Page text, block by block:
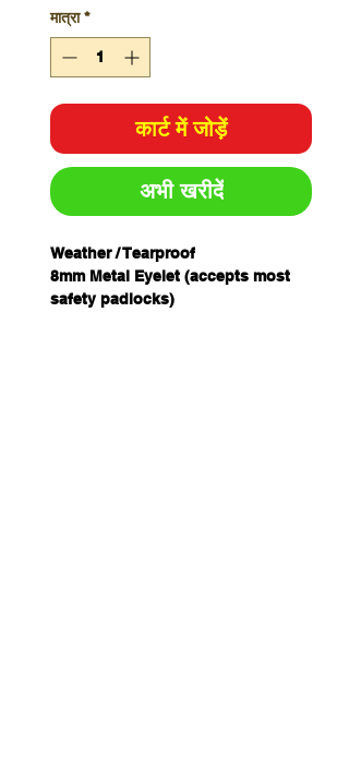
मात्रा *
कार्ट में जोड़ें
अभी खरीदें
Weather / Tearproof
8mm Metal Eyelet (accepts most
safety padlocks)